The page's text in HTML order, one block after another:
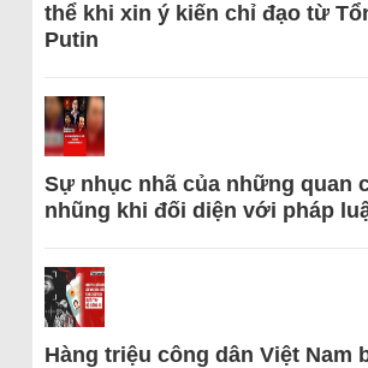
thể khi xin ý kiến chỉ đạo từ
Putin
Sự nhục nhã của những quan
nhũng khi đối diện với pháp
Hàng triệu công dân Việt Nam